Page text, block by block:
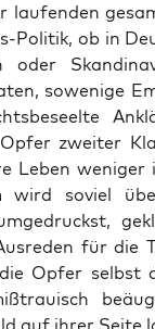
lau­fen­den
Poli­tik, ob in
oder
sowe­ni­ge
zwei­ter
Leben weni­ger
wird soviel
für die
Opfer selbst
auf ihrer Sei­te